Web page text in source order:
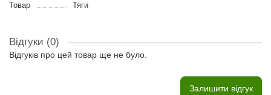
Товар
Тяги
Відгуки (0)
Відгуків про цей товар ще не було.
Залишити відгук